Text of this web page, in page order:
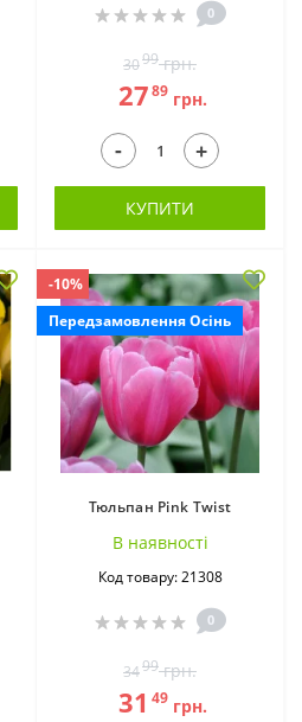
Гіацинтоідес (5)
Гладіолуси (257)
Ексклюзивні квіти
0
3099грн.
2789 грн.
- +
КУПИТИ
-10%
Передзамовлення Осінь
Тюльпан Pink Twist
В наявностi
Код товару: 21308
0
3499грн.
31 49 грн.